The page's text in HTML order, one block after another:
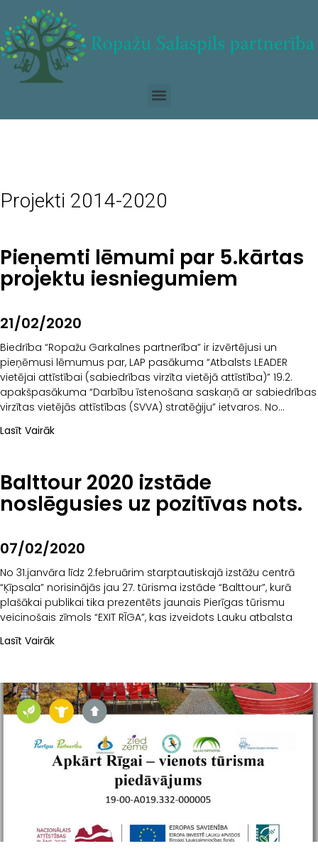
Projekti 2014-2020
Pieņemti lēmumi par 5.kārtas
projektu iesniegumiem
21/02/2020
Biedrība “Ropažu Garkalnes partnerība” ir izvērtējusi un
pieņēmusi lēmumus par, LAP pasākuma “Atbalsts LEADER
vietējai attīstībai (sabiedrības virzīta vietējā attīstība)” 19.2.
apakšpasākuma “Darbību īstenošana saskaņā ar sabiedrības
virzītas vietējās attīstības (SVVA) stratēģiju” ietvaros. No
tika iesniegti 9 projektu iesniegumi: Rīcībā1.1. Atbalsta
Lasīt Vairāk
Balttour 2020 izstāde
noslēgusies uz pozitīvas nots.
07/02/2020
No 31.janvāra līdz 2.februārim starptautiskajā izstāžu centrā
“Ķīpsala” norisinājās jau 27. tūrisma izstāde “Balttour”, kurā
plašākai publikai tika prezentēts jaunais Pierīgas tūrismu
veicinošais zīmols “EXIT RĪGA”, kas izveidots Lauku atbalsta
Lasīt Vairāk